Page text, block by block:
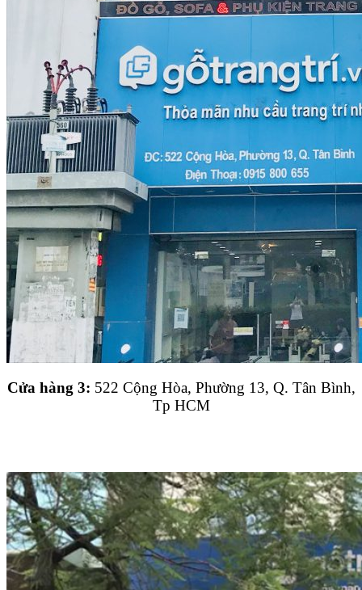
Cửa hàng 3: 522 Cộng Hòa, Phường 13, Q. Tân Bình,
Tp HCM